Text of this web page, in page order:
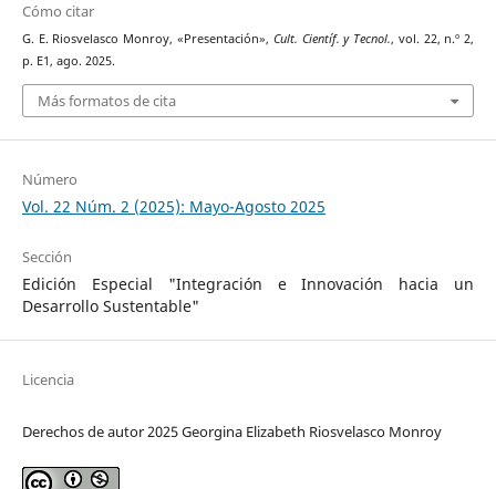
Cómo citar
G. E. Riosvelasco Monroy, «Presentación», Cult. Científ. y Tecnol., vol. 22, n.º 2,
p. E1, ago. 2025.
Más formatos de cita
Número
Vol. 22 Núm. 2 (2025): Mayo-Agosto 2025
Sección
Edición Especial "Integración e Innovación hacia un
Desarrollo Sustentable"
Licencia
Derechos de autor 2025 Georgina Elizabeth Riosvelasco Monroy